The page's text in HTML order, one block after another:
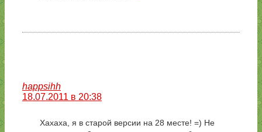
happsihh
18.07.2011 в 20:38
Хахаха, я в старой версии на 28 месте! =) Не